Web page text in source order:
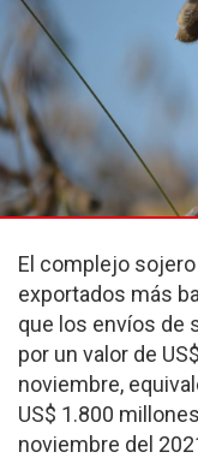
El complejo
exportados más
que los envíos de
por un valor de
noviembre,
US$ 1.800
noviembre del